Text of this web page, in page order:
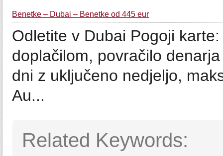
Benetke – Dubai – Benetke od 445 eur
Odletite v Dubai Pogoji
doplačilom, povračilo
dni z uključeno nedjeljo,
Au...
Related Keywords: